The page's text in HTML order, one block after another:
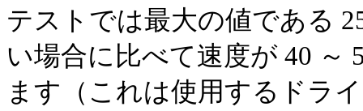
テストでは最大の値である
い場合に比べて速度が 40 ～
ます（これは使用するドラ